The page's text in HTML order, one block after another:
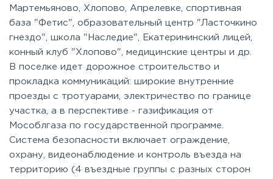
Мартемьяново, Хлопово, Апрелевке, спортивная
база "Фетис", образовательный центр "Ласточкино
гнездо", школа "Наследие", Екатерининский лицей,
конный клуб "Хлопово", медицинские центры и др.
В поселке идет дорожное строительство и
прокладка коммуникаций: широкие внутренние
проезды с тротуарами, электричество по границе
участка, а в перспективе - газификация от
Мособлгаза по государственной программе.
Система безопасности включает ограждение,
охрану, видеонаблюдение и контроль въезда на
территорию (4 въездные группы с разных сторон